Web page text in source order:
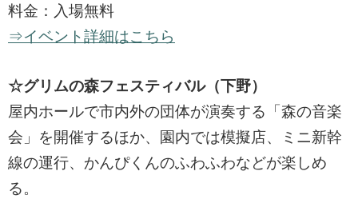
料金：入場無料
⇒イベント詳細はこちら
☆グリムの森フェスティバル（下野）
屋内ホールで市内外の団体が演奏する「森の音楽
会」を開催するほか、園内では模擬店、ミニ新幹
線の運行、かんぴくんのふわふわなどが楽しめ
る。